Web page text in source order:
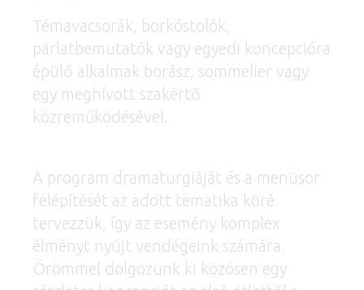
Témavacsorák, borkóstolók,
párlatbemutatók vagy egyedi koncepcióra
épülő alkalmak borász, sommelier vagy
egy meghívott szakértő
közreműködésével.
A program dramaturgiáját és a menüsor
felépítését az adott tematika köré
tervezzük, így az esemény komplex
élményt nyújt vendégeink számára.
Örömmel dolgozunk ki közösen egy